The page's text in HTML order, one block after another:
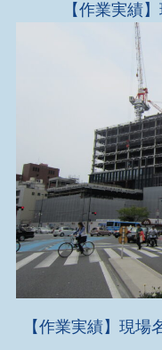
【作業実績
【作業実績】現